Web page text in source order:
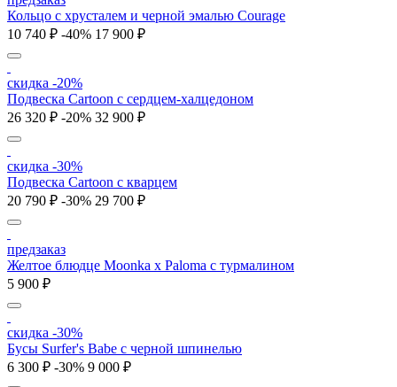
Кольцо с хрусталем и черной эмалью Courage
10 740 ₽ -40% 17 900 ₽
скидка -20%
Подвеска Cartoon c сердцем-халцедоном
26 320 ₽ -20% 32 900 ₽
скидка -30%
Подвеска Cartoon c кварцем
20 790 ₽ -30% 29 700 ₽
предзаказ
Желтое блюдце Moonka x Paloma с турмалином
5 900 ₽
скидка -30%
Бусы Surfer's Babe с черной шпинелью
6 300 ₽ -30% 9 000 ₽